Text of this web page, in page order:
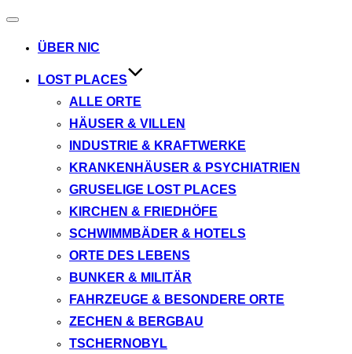
Navigation
ÜBER NIC
LOST PLACES
ALLE ORTE
HÄUSER & VILLEN
INDUSTRIE & KRAFTWERKE
KRANKENHÄUSER & PSYCHIATRIEN
GRUSELIGE LOST PLACES
KIRCHEN & FRIEDHÖFE
SCHWIMMBÄDER & HOTELS
ORTE DES LEBENS
BUNKER & MILITÄR
FAHRZEUGE & BESONDERE ORTE
ZECHEN & BERGBAU
TSCHERNOBYL